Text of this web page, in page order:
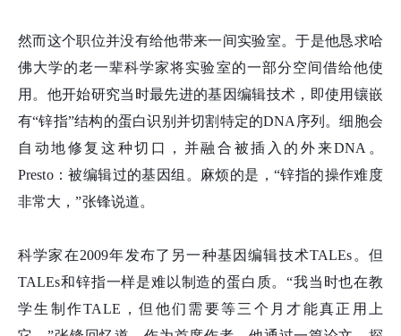
然而这个职位并没有给他带来一间实验室。于是他恳求哈
佛大学的老一辈科学家将实验室的一部分空间借给他使
用。他开始研究当时最先进的基因编辑技术，即使用镶嵌
有“锌指”结构的蛋白识别并切割特定的DNA序列。细胞会
自动地修复这种切口，并融合被插入的外来DNA。
Presto：被编辑过的基因组。麻烦的是，“锌指的操作难度
非常大，”张锋说道。
科学家在2009年发布了另一种基因编辑技术TALEs。但
TALEs和锌指一样是难以制造的蛋白质。“我当时也在教
学生制作TALE，但他们需要等三个月才能真正用上